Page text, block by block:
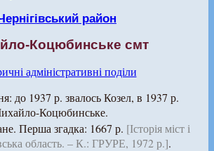
район
Коцюбинське смт
адміністративні поділи
до 1937 р. звалось Козел, в 1937 р.
Коцюбинське.
Перша згадка: 1667 р. [Історія міст і
область. – К.: ГРУРЕ, 1972 р.].